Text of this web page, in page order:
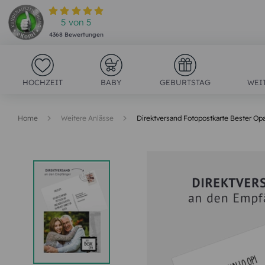
5 von 5
4368Bewertungen
HOCHZEIT BABY GEBURTSTAG
Home Weitere Anlässe Direktversand Fotopostkarte Bester